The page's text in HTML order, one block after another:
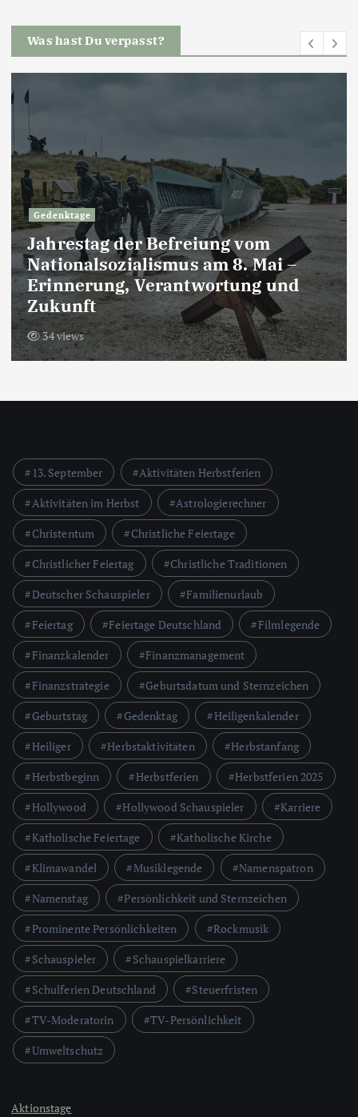
Was hast Du verpasst?
Gedenktage
Jahrestag der Befreiung vom
Nationalsozialismus am 8. Mai –
Erinnerung, Verantwortung und
Zukunft
34 views
13. September
Aktivitäten Herbstferien
Aktivitäten im Herbst
Astrologierechner
Christentum
Christliche Feiertage
Christlicher Feiertag
Christliche Traditionen
Deutscher Schauspieler
Familienurlaub
Feiertag
Feiertage Deutschland
Filmlegende
Finanzkalender
Finanzmanagement
Finanzstrategie
Geburtsdatum und Sternzeichen
Geburtstag
Gedenktag
Heiligenkalender
Heiliger
Herbstaktivitäten
Herbstanfang
Herbstbeginn
Herbstferien
Herbstferien 2025
Hollywood
Hollywood Schauspieler
Karriere
Katholische Feiertage
Katholische Kirche
Klimawandel
Musiklegende
Namenspatron
Namenstag
Persönlichkeit und Sternzeichen
Prominente Persönlichkeiten
Rockmusik
Schauspieler
Schauspielkarriere
Schulferien Deutschland
Steuerfristen
TV-Moderatorin
TV-Persönlichkeit
Umweltschutz
Aktionstage